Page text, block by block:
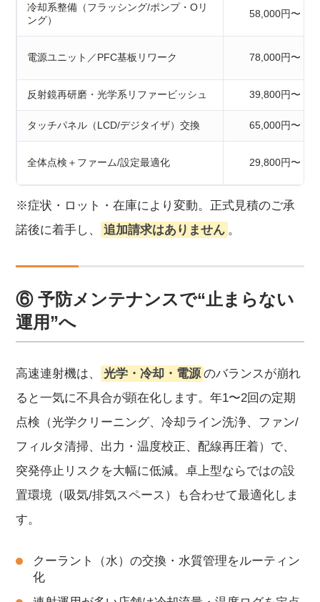
冷却系整備（フラッシング/ポンプ・Oリ
ング）
58,000円〜
電源ユニット／PFC基板リワーク 78,000円〜
反射鏡再研磨・光学系リファービッシュ 39,800円〜
タッチパネル（LCD/デジタイザ）交換 65,000円〜
全体点検＋ファーム/設定最適化 29,800円〜
※症状・ロット・在庫により変動。正式見積のご承
諾後に着手し、
追加請求はありません 。
⑥ 予防メンテナンスで“止まらない
運用”へ
高速連射機は、 光学・冷却・電源 のバランスが崩れ
ると一気に不具合が顕在化します。年1〜2回の定期
点検（光学クリーニング、冷却ライン洗浄、ファン/
フィルタ清掃、出力・温度校正、配線再圧着）で、
突発停止リスクを大幅に低減。卓上型ならではの設
置環境（吸気/排気スペース）も合わせて最適化しま
す。
クーラント（水）の交換・水質管理をルーティン
化